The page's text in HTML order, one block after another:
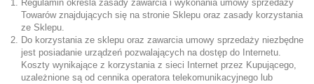
Regulamin określa zasady zawarcia i wykonania umowy sprzedaży
Towarów znajdujących się na stronie Sklepu oraz zasady korzystania
ze Sklepu.
Do korzystania ze sklepu oraz zawarcia umowy sprzedaży niezbędne
jest posiadanie urządzeń pozwalających na dostęp do Internetu.
Koszty wynikające z korzystania z sieci Internet przez Kupującego,
uzależnione są od cennika operatora telekomunikacyjnego lub